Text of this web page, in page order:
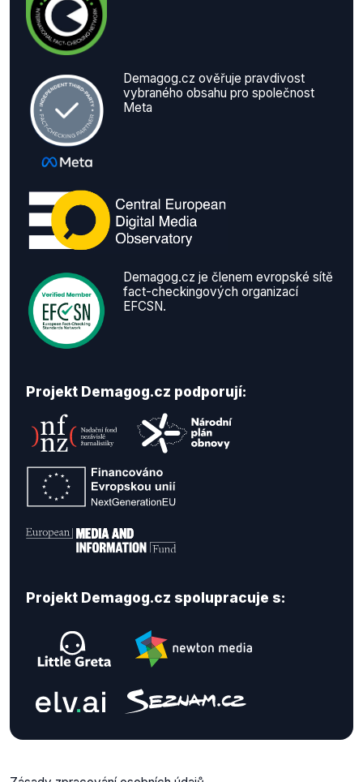
Demagog.cz ověřuje pravdivost
vybraného obsahu pro společnost
Meta
Demagog.cz je členem evropské sítě
fact-checkingových organizací
EFCSN.
Projekt Demagog.cz podporují:
Projekt Demagog.cz spolupracuje s: